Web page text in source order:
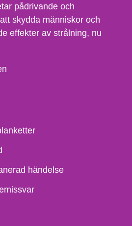
pådrivande och
skydda människor och
effekter av strålning, nu
händelse